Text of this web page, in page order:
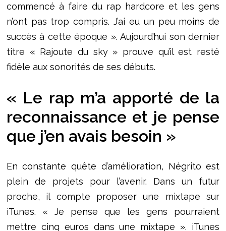
commencé à faire du rap hardcore et les gens
n’ont pas trop compris. J’ai eu un peu moins de
succès à cette époque ». Aujourd’hui son dernier
titre « Rajoute du sky » prouve qu’il est resté
fidèle aux sonorités de ses débuts.
« Le rap m’a apporté de la
reconnaissance et je pense
que j’en avais besoin »
En constante quête d’amélioration, Négrito est
plein de projets pour l’avenir. Dans un futur
proche, il compte proposer une mixtape sur
iTunes. « Je pense que les gens pourraient
mettre cinq euros dans une mixtape ». iTunes